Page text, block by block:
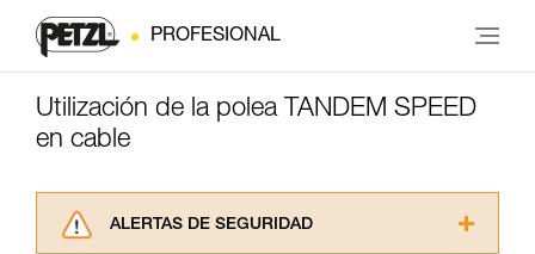
PROFESIONAL
Utilización de la polea TANDEM SPEED
en cable
ALERTAS DE SEGURIDAD